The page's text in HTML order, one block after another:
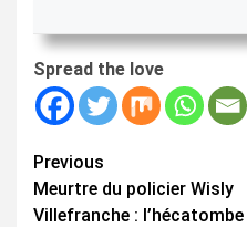
Spread the love
Continue
Reading
Previous
Meurtre du policier Wisly
Villefranche : l’hécatombe